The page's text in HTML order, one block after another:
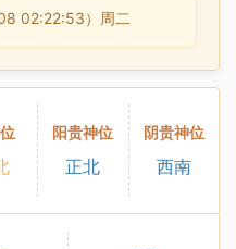
02:22:53）周二
阳贵神位
正北
阴贵神位
西南